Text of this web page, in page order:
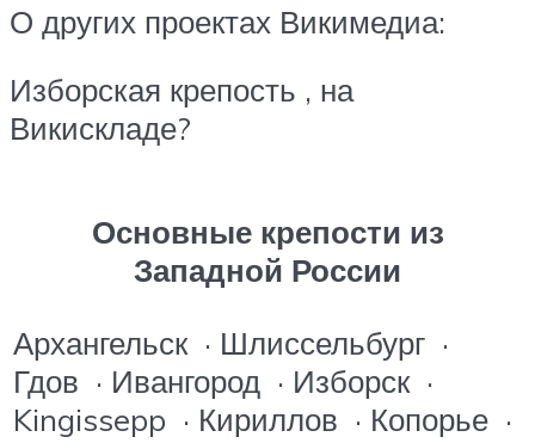
О других проектах Викимедиа:
Изборская крепость , на
Викискладе?
Основные крепости из
Западной России
Архангельск · Шлиссельбург ·
Гдов · Ивангород · Изборск ·
Kingissepp · Кириллов · Копорье ·